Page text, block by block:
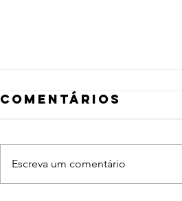
Comentários
Escreva um comentário